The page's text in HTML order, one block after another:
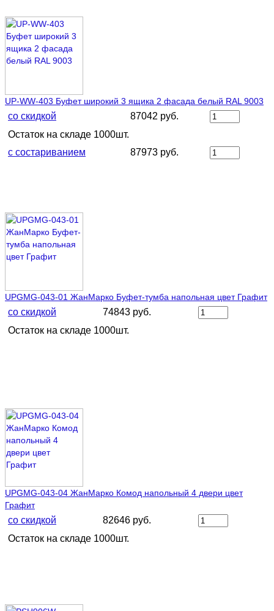
UP-WW-403 Буфет широкий 3 ящика 2 фасада белый RAL 9003
со скидкой
87042 руб.
Остаток на складе 1000шт.
с состариванием
87973 руб.
UPGMG-043-01 ЖанМарко Буфет-тумба напольная цвет Графит
со скидкой
74843 руб.
Остаток на складе 1000шт.
UPGMG-043-04 ЖанМарко Комод напольный 4 двери цвет
Графит
со скидкой
82646 руб.
Остаток на складе 1000шт.